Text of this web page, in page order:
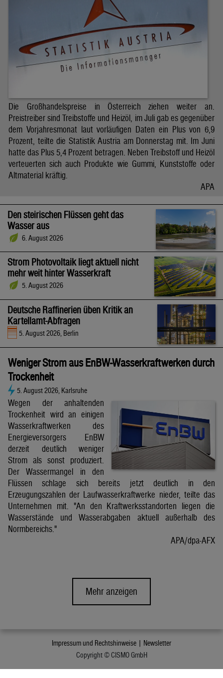
Die Großhandelspreise in Österreich ziehen weiter an.
Preistreiber sind Treibstoffe und Heizöl, im Juli gab es gegenüber
dem Vorjahresmonat laut vorläufigen Daten ein Plus von 6,9
Prozent, teilte die Statistik Austria am Donnerstag mit. Im Juni
hatte das Plus 5,4 Prozent betragen. Neben Treibstoff und Heizöl
verteuerten sich auch Produkte wie Gummi, Kunststoffe oder
Altmaterial kräftig.
APA
Den steirischen Flüssen geht das
Wasser aus
6. August 2026
Strom Photovoltaik liegt aktuell nicht
mehr weit hinter Wasserkraft
5. August 2026
Deutsche Raffinerien üben Kritik an
Kartellamt-Abfragen
5. August 2026, Berlin
Weniger Strom aus EnBW-Wasserkraftwerken durch
Trockenheit
5. August 2026, Karlsruhe
Wegen der anhaltenden
Trockenheit wird an einigen
Wasserkraftwerken des
Energieversorgers EnBW
derzeit deutlich weniger
Strom als sonst produziert.
Der Wassermangel in den
Flüssen schlage sich bereits jetzt deutlich in den
Erzeugungszahlen der Laufwasserkraftwerke nieder, teilte das
Unternehmen mit. "An den Kraftwerksstandorten liegen die
Wasserstände und Wasserabgaben aktuell außerhalb des
Normbereichs."
APA/dpa-AFX
Mehr anzeigen
Impressum und Rechtshinweise | Newsletter
Copyright © CISMO GmbH